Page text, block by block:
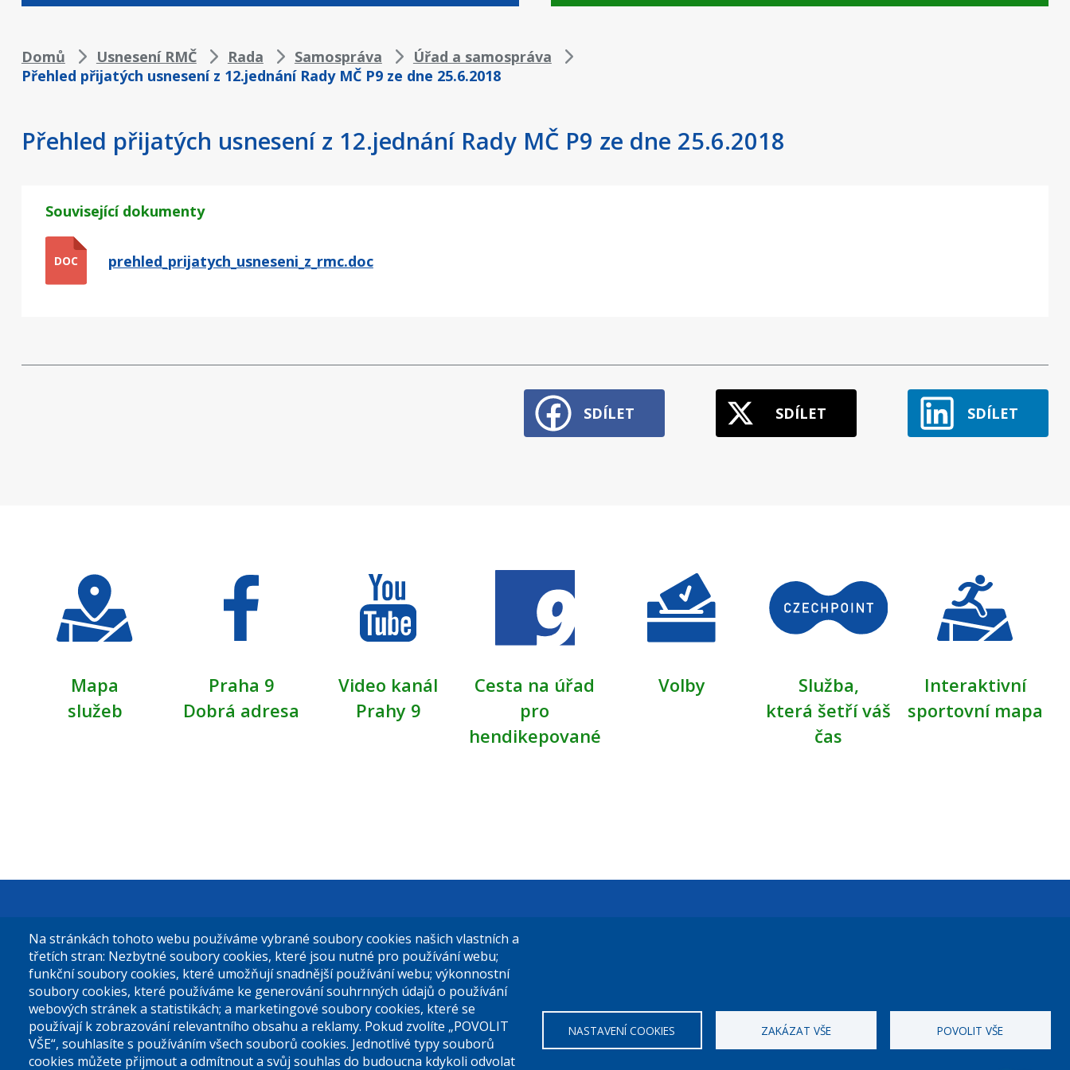
Drobečková
navigace
Domů Usnesení RMČ Rada Samospráva
Úřad a samospráva
Přehled přijatých usnesení z 12.jednání Rady MČ P9 ze dne 25.6.2018
Přehled přijatých usnesení z 12.jednání Rady MČ P9 ze dne 25.6.2018
Související dokumenty
DOC prehled_prijatych_usneseni_z_rmc.doc
SDÍLET SDÍLET SDÍLET
Mapa
služeb
Praha 9
Dobrá adresa
Video kanál
Prahy 9
Cesta na úřad
pro
hendikepované
Volby
Služba,
která šetří váš
čas
Interaktivní
sportovní mapa
Městská část Praha 9
Sokolovská 14/324
180 49 Praha 9
Tel. ústředna:283 091 111
El. podatelna (s el. podpisem):
posta@praha9.cz
El. podatelna (bez el. podpisu):
podatelna@praha9.cz
Úřední hodiny
Na stránkách tohoto webu používáme vybrané soubory cookies našich vlastních a
třetích stran: Nezbytné soubory cookies, které jsou nutné pro používání webu;
funkční soubory cookies, které umožňují snadnější používání webu; výkonnostní
soubory cookies, které používáme ke generování souhrnných údajů o používání
webových stránek a statistikách; a marketingové soubory cookies, které se
používají k zobrazování relevantního obsahu a reklamy. Pokud zvolíte „POVOLIT
VŠE“, souhlasíte s používáním všech souborů cookies. Jednotlivé typy souborů
cookies můžete přijmout a odmítnout a svůj souhlas do budoucna kdykoli odvolat
NASTAVENÍ COOKIES ZAKÁZAT VŠE POVOLIT VŠE